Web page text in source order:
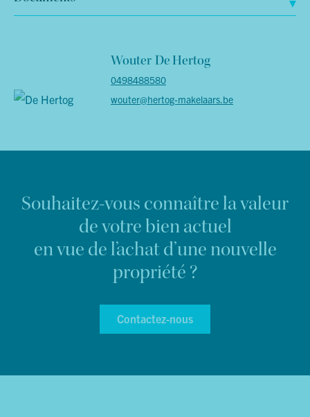
Wouter De Hertog
0498488580
wouter@hertog-makelaars.be
Souhaitez-vous connaître la valeur
de votre bien actuel
en vue de l’achat d’une nouvelle
propriété ?
Contactez-nous